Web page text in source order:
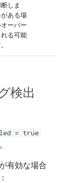
しま
ある場
ーバー
る可能
検出
= true
有効な場合